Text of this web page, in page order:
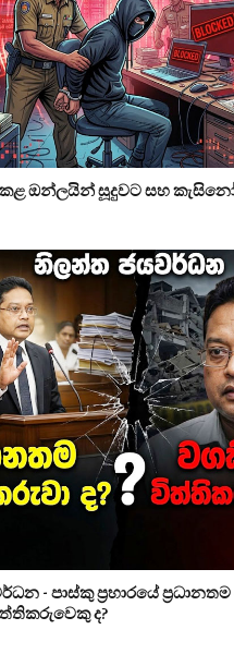
ඔන්ලයින් සූදුවට සහ
- පාස්කු ප්‍රහාරයේ ප්‍රධානතම
ද?